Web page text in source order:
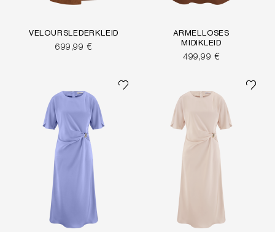
VELOURSLEDERKLEID
699,99 €
ÄRMELLOSES
MIDIKLEID
499,99 €